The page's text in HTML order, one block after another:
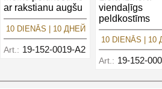
ar rakstianu augšu
10 DIENĀS | 10 ДНЕЙ
Art.: 19-152-0019-A2
viendaļīgs
peldkostīms
10 DIENĀS | 10
Art.: 19-152-